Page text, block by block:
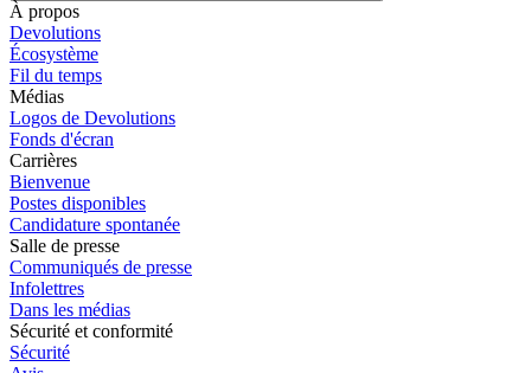
À propos
Devolutions
Écosystème
Fil du temps
Médias
Logos de Devolutions
Fonds d'écran
Carrières
Bienvenue
Postes disponibles
Candidature spontanée
Salle de presse
Communiqués de presse
Infolettres
Dans les médias
Sécurité et conformité
Sécurité